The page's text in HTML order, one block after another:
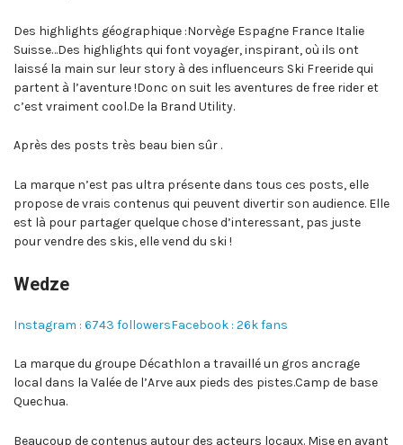
Des highlights géographique :Norvège Espagne France Italie
Suisse…Des highlights qui font voyager, inspirant, où ils ont
laissé la main sur leur story à des influenceurs Ski Freeride qui
partent à l’aventure !Donc on suit les aventures de free rider et
c’est vraiment cool.De la Brand Utility.
Après des posts très beau bien sûr .
La marque n’est pas ultra présente dans tous ces posts, elle
propose de vrais contenus qui peuvent divertir son audience. Elle
est là pour partager quelque chose d’interessant, pas juste
pour vendre des skis, elle vend du ski !
Wedze
Instagram : 6743 followersFacebook : 26k fans
La marque du groupe Décathlon a travaillé un gros ancrage
local dans la Valée de l’Arve aux pieds des pistes.Camp de base
Quechua.
Beaucoup de contenus autour des acteurs locaux. Mise en avant